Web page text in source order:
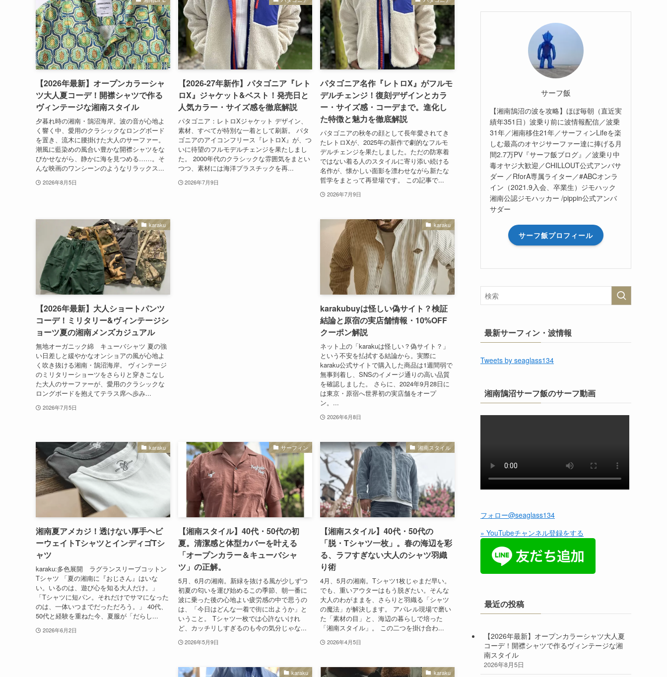
【2026年最新】オープンカラーシャ
ツ大人夏コーデ！開襟シャツで作る
ヴィンテージな湘南スタイル
夕暮れ時の湘南・鵠沼海岸。波の音が心地よ
く響く中、愛用のクラシックなロングボード
を置き、流木に腰掛けた大人のサーファー。
潮風に藍染めの風合い豊かな開襟シャツをな
びかせながら、静かに海を見つめる……。そ
んな映画のワンシーンのようなリラックス...
2026年8月5日
【2026-27年新作】パタゴニア『レト
ロX』ジャケット&ベスト！発売日と
人気カラー・サイズ感を徹底解説
パタゴニア：レトロXジャケット デザイン、
素材、すべてが特別な一着として刷新。 パタ
ゴニアのアイコンフリース『レトロX』が、つ
いに待望のフルモデルチェンジを果たしまし
た。 2000年代のクラシックな雰囲気をまとい
つつ、素材には海洋プラスチックを再...
2026年7月9日
パタゴニア名作『レトロX』がフルモ
デルチェンジ！復刻デザインとカラ
ー・サイズ感・コーデまで。進化し
た特徴と魅力を徹底解説
パタゴニアの秋冬の顔として長年愛されてき
たレトロXが、2025年の新作で劇的なフルモ
デルチェンジを果たしました。ただの防寒着
ではない着る人のスタイルに寄り添い続ける
名作が、懐かしい面影を漂わせながら新たな
哲学をまとって再登場です。 この記事で...
2026年7月9日
karaku
【2026年最新】大人ショートパンツ
コーデ！ミリタリー&ヴィンテージシ
ョーツ夏の湘南メンズカジュアル
無地オーガニック綿 キューバシャツ 夏の強
い日差しと緩やかなオンショアの風が心地よ
く吹き抜ける湘南・鵠沼海岸。 ヴィンテージ
のミリタリーショーツをさらりと穿きこなし
た大人のサーファーが、愛用のクラシックな
ロングボードを抱えてテラス席へ歩み...
2026年7月5日
karaku
karakubuyは怪しい偽サイト？検証
結論と原宿の実店舗情報・10%OFF
クーポン解説
ネット上の「karakuは怪しい？偽サイト？」
という不安を払拭する結論から。実際に
karaku公式サイトで購入した商品は1週間弱で
無事到着し、SNSのイメージ通りの高い品質
を確認しました。 さらに、2024年9月28日に
は東京・原宿へ世界初の実店舗をオープ
ン。...
2026年6月8日
karaku
湘南夏アメカジ！透けない厚手ヘビ
ーウェイトTシャツとインディゴTシ
ャツ
karaku:多色展開 ラグランスリーブコットン
Tシャツ 「夏の湘南に『おじさん』はいな
い。いるのは、遊び心を知る大人だけ。」
「Tシャツに短パン。それだけでサマになった
のは、一体いつまでだっただろう。」 40代、
50代と経験を重ねた今、夏服が「だらし...
2026年6月2日
サーフィン
【湘南スタイル】40代・50代の初
夏。清潔感と体型カバーを叶える
「オープンカラー＆キューバシャ
ツ」の正解。
5月、6月の湘南。新緑を抜ける風が少しずつ
初夏の匂いを運び始めるこの季節、朝一番に
波に乗った後の心地よい疲労感の中で思うの
は、「今日はどんな一着で街に出ようか」と
いうこと。 Tシャツ一枚では心許ないけれ
ど、カッチリしすぎるのも今の気分じゃな...
2026年5月9日
湘南スタイル
【湘南スタイル】40代・50代の
「脱・Tシャツ一枚」。春の海辺を彩
る、ラフすぎない大人のシャツ羽織
り術
4月、5月の湘南。Tシャツ1枚じゃまだ早い。
でも、重いアウターはもう脱ぎたい。そんな
大人のわがままを、さらりと羽織る「シャツ
の魔法」が解決します。 アパレル現場で磨い
た「素材の目」と、海辺の暮らしで培った
「湘南スタイル」。 この二つを掛け合わ...
2026年4月5日
karaku karaku
サーフ飯
【湘南鵠沼の波を攻略】ほぼ毎朝（直近実
績年351日）波乗り前に波情報配信／波乗
31年／湘南移住21年／サーフィンLifeを楽
しむ最高のオヤジサーファー達に捧げる月
間2.7万PV『サーフ飯ブログ』／波乗り中
毒オヤジ大歓迎／CHILLOUT公式アンバサ
ダー ／RforA専属ライター／#ABCオンラ
イン（2021.9入会、卒業生）ジモハック
湘南公認ジモハッカー /pippin公式アンバ
サダー
サーフ飯プロフィール
最新サーフィン・波情報
Tweets by seaglass134
湘南鵠沼サーフ飯のサーフ動画
フォロー@seaglass134
» YouTubeチャンネル登録をする
最近の投稿
【2026年最新】オープンカラーシャツ大人夏
コーデ！開襟シャツで作るヴィンテージな湘
南スタイル
2026年8月5日